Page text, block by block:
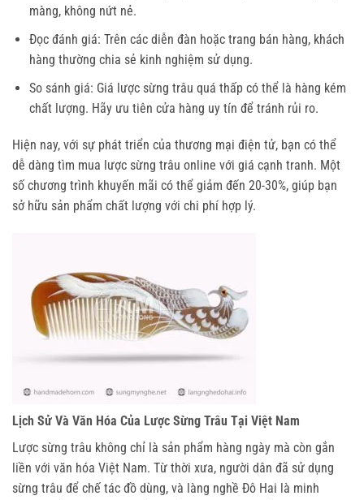
màng, không nứt nẻ.
Đọc đánh giá: Trên các diễn đàn hoặc trang bán hàng, khách
hàng thường chia sẻ kinh nghiệm sử dụng.
So sánh giá: Giá lược sừng trâu quá thấp có thể là hàng kém
chất lượng. Hãy ưu tiên cửa hàng uy tín để tránh rủi ro.
Hiện nay, với sự phát triển của thương mại điện tử, bạn có thể
dễ dàng tìm mua lược sừng trâu online với giá cạnh tranh. Một
số chương trình khuyến mãi có thể giảm đến 20-30%, giúp bạn
sở hữu sản phẩm chất lượng với chi phí hợp lý.
Lịch Sử Và Văn Hóa Của Lược Sừng Trâu Tại Việt Nam
Lược sừng trâu không chỉ là sản phẩm hàng ngày mà còn gắn
liền với văn hóa Việt Nam. Từ thời xưa, người dân đã sử dụng
sừng trâu để chế tác đồ dùng, và làng nghề Đô Hai là minh